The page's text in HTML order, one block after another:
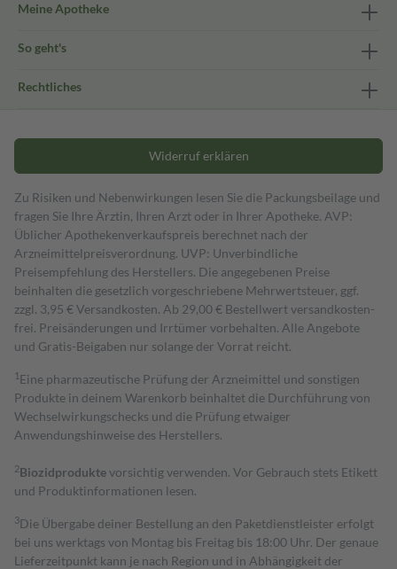
Meine Apotheke
So geht's
Rechtliches
Widerruf erklären
Zu Risiken und Nebenwirkungen lesen Sie die Packungsbeilage und
fragen Sie Ihre Ärztin, Ihren Arzt oder in Ihrer Apotheke. AVP:
Üblicher Apothekenverkaufspreis berechnet nach der
Arzneimittelpreisverordnung. UVP: Unverbindliche
Preisempfehlung des Herstellers. Die angegebenen Preise
beinhalten die gesetzlich vorgeschriebene Mehrwertsteuer, ggf.
zzgl. 3,95 € Versandkosten. Ab 29,00 € Bestell­wert versand­kosten­
frei. Preisänderungen und Irrtümer vorbehalten. Alle Angebote
und Gratis-Beigaben nur solange der Vorrat reicht.
1 Eine pharmazeutische Prüfung der Arzneimittel und sonstigen
Produkte in deinem Warenkorb beinhaltet die Durchführung von
Wechselwirkungschecks und die Prüfung etwaiger
Anwendungshinweise des Herstellers.
2Biozidproduktevorsichtig verwenden. Vor Gebrauch stets Etikett
und Produktinformationen lesen.
3Die Übergabe deiner Bestellung an den Paketdienstleister erfolgt
bei uns werktags von Montag bis Freitag bis 18:00 Uhr. Der genaue
Lieferzeitpunkt kann je nach Region und in Abhängigkeit der